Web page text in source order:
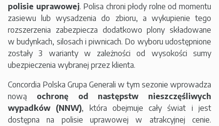
polisie uprawowej. Polisa chroni płody rolne od momentu
zasiewu lub wysadzenia do zbioru, a wykupienie tego
rozszerzenia zabezpiecza dodatkowo plony składowane
w budynkach, silosach i piwnicach. Do wyboru udostępnione
zostały 3 warianty w zależności od wysokości sumy
ubezpieczenia wybranej przez klienta.
Concordia Polska Grupa Generali w tym sezonie wprowadza
nową ochronę od następstw nieszczęśliwych
wypadków (NNW), która obejmuje cały świat i jest
dostępna na polisie uprawowej w atrakcyjnej cenie.